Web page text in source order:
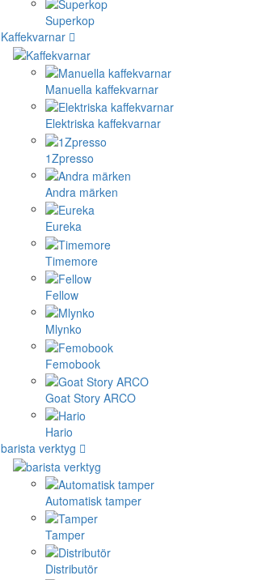
Superkop
Kaffekvarnar
Manuella kaffekvarnar
Elektriska kaffekvarnar
1Zpresso
Andra märken
Eureka
Timemore
Fellow
Mlynko
Femobook
Goat Story ARCO
Hario
barista verktyg
Automatisk tamper
Tamper
Distributör